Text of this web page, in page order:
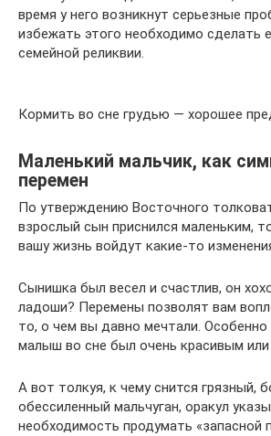
время у него возникнут серьезные
избежать этого необходимо сделать
семейной реликвии.
Кормить во сне грудью — хорошее
Маленький мальчик, как
перемен
По утверждению Восточного
взрослый сын приснился маленьким,
вашу жизнь войдут какие-то
Сынишка был весел и счастлив, он
ладоши? Перемены позволят вам
то, о чем вы давно мечтали. Особенно
малыш во сне был очень красивым
А вот толкуя, к чему снится грязный,
обессиленный мальчуган, оракул
необходимость продумать «запасной